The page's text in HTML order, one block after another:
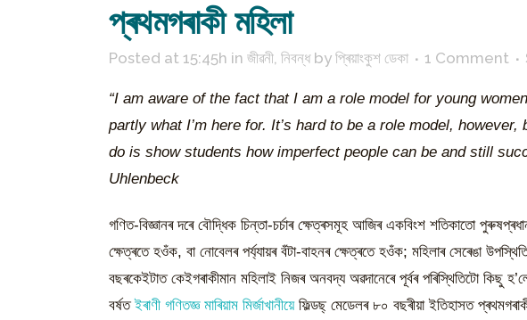
প্ৰথমগৰাকী মহিলা
Posted at 15:45h in জীৱনী, নিবন্ধ by প্ৰিয়াংকুশ ডেকা 1 Comment
“I am aware of the fact that I am a role model for young
partly what I’m here for. It’s hard to be a role model,
do is show students how imperfect people can be and still
Uhlenbeck
গণিত-বিজ্ঞানৰ দৰে বৌদ্ধিক চিন্তা-চৰ্চাৰ ক্ষেত্ৰসমূহ আজিৰ একবিংশ শতিকাতো
ক্ষেত্ৰতে হওঁক, বা নোবেলৰ পৰ্য্যায়ৰ বঁটা-বাহনৰ ক্ষেত্ৰতে হওঁক; মহিলাৰ সেৰেঙা
বছৰকেইটাত কেইগৰাকীমান মহিলাই নিজৰ অনবদ্য অৱদানেৰে পূৰ্বৰ পৰিস্থিতিটো কিছু
বৰ্ষত ইৰাণী গণিতজ্ঞ মাৰিয়াম মিৰ্জাখানীয়েফিল্ডছ্ মেডেলৰ ৮০ বছৰীয়া ইতিহাসত